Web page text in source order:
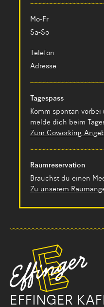
EFFINGER
Mo-Fr
Sa-So
Telefon
Adresse
Tagespass
Komm spontan vorbei
melde dich beim
Zum Coworking-
Raumreservation
Brauchst du einen
Zu unserem